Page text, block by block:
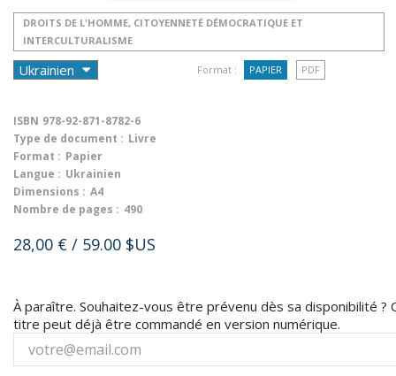
DROITS DE L'HOMME, CITOYENNETÉ DÉMOCRATIQUE ET
INTERCULTURALISME
Format : PAPIER PDF
ISBN 978-92-871-8782-6
Type de document : Livre
Format : Papier
Langue : Ukrainien
Dimensions : A4
Nombre de pages : 490
28,00 € / 59.00 $US
À paraître. Souhaitez-vous être prévenu dès sa disponibilité ?
titre peut déjà être commandé en version numérique.